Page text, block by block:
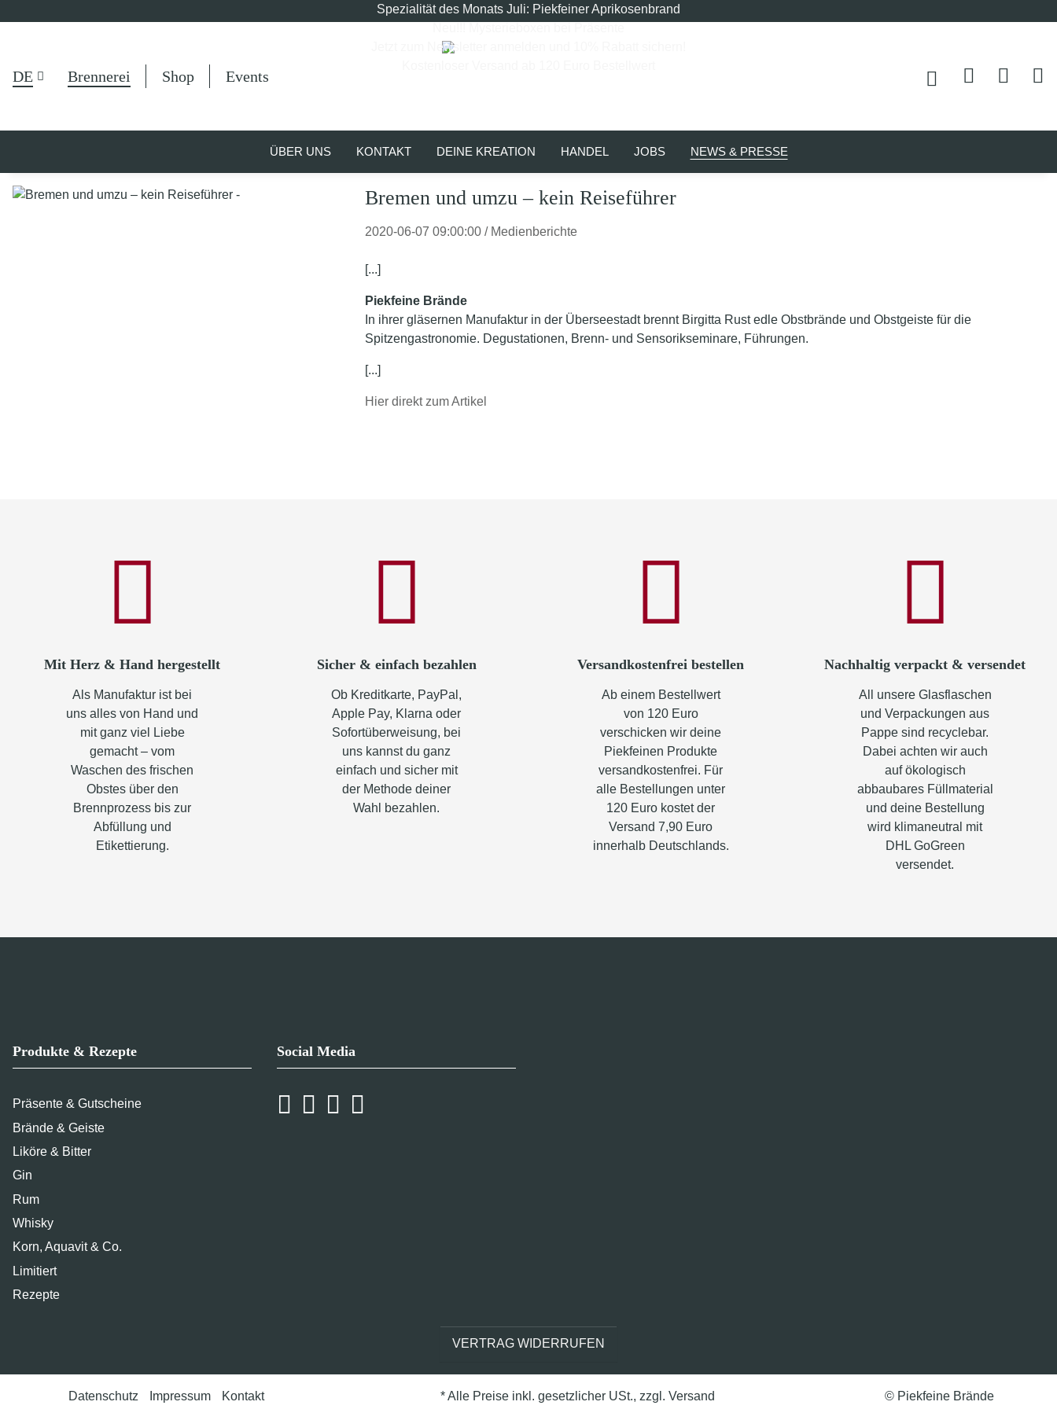
Spezialität des Monats Juli: Piekfeiner Aprikosenbrand
Jetzt zum Newsletter anmelden und 10% Rabatt sichern!
DE Brennerei Shop Events
ÜBER UNS KONTAKT DEINE KREATION HANDEL JOBS NEWS & PRESSE
Bremen und umzu – kein Reiseführer
2020-06-07 09:00:00 / Medienberichte
[...]
Piekfeine Brände
In ihrer gläsernen Manufaktur in der Überseestadt brennt Birgitta Rust edle Obstbrände und Obstgeiste für die
Spitzengastronomie. Degustationen, Brenn- und Sensorikseminare, Führungen.
[...]
Hier direkt zum Artikel
Mit Herz & Hand hergestellt
Als Manufaktur ist bei
uns alles von Hand und
mit ganz viel Liebe
gemacht – vom
Waschen des frischen
Obstes über den
Brennprozess bis zur
Abfüllung und
Etikettierung.
Sicher & einfach bezahlen
Ob Kreditkarte, PayPal,
Apple Pay, Klarna oder
Sofortüberweisung, bei
uns kannst du ganz
einfach und sicher mit
der Methode deiner
Wahl bezahlen.
Versandkostenfrei bestellen
Ab einem Bestellwert
von 120 Euro
verschicken wir deine
Piekfeinen Produkte
versandkostenfrei. Für
alle Bestellungen unter
120 Euro kostet der
Versand 7,90 Euro
innerhalb Deutschlands.
Nachhaltig verpackt & versendet
All unsere Glasflaschen
und Verpackungen aus
Pappe sind recyclebar.
Dabei achten wir auch
auf ökologisch
abbaubares Füllmaterial
und deine Bestellung
wird klimaneutral mit
DHL GoGreen
versendet.
Produkte & Rezepte
Präsente & Gutscheine
Brände & Geiste
Liköre & Bitter
Gin
Rum
Whisky
Korn, Aquavit & Co.
Limitiert
Rezepte
Social Media
VERTRAG WIDERRUFEN
Datenschutz Impressum Kontakt * Alle Preise inkl. gesetzlicher USt., zzgl. Versand © Piekfeine Brände